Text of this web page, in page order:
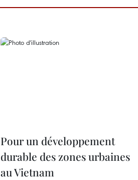
Pour un développement
durable des zones urbaines
au Vietnam